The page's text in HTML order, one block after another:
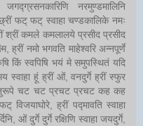
नरमुण्डमालिनि
फट् फट् स्वाहा चण्डकालिके नमः
श्रीं कमले कमलालये प्रसीद प्रसीद
ह्रीं नमो भगवति माहेश्वरि अन्नपूर्णे
किं स्वपिषि भयं मे समुपस्थितं यदि
स्वाहा हूं ह्रीं ओं, वनदुर्गे ह्रीं स्फुर
चट चट प्रचट प्रचट कह कह
ह्रीं पद्मावति स्वाहा
ओं दुर्गे दुर्गे रक्षिणि स्वाहा जयदुर्गे,